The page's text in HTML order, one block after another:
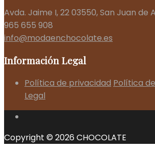
Avda. Jaime I, 22 03550, San Juan de
965 655 908
info@modaenchocolate.es
Información Legal
Política de privacidad Política
Legal
Copyright © 2026 CHOCOLATE